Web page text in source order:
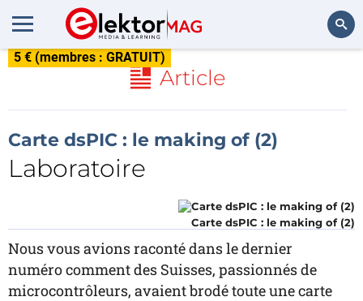
5 € (membres : GRATUIT)
Article
Carte dsPIC : le making of (2)
Laboratoire
Carte dsPIC : le making of (2)
Nous vous avions raconté dans le dernier
numéro comment des Suisses, passionnés de
microcontrôleurs, avaient brodé toute une carte